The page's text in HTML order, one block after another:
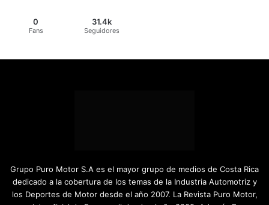
0
Fans
31.4k
Seguidores
Grupo Puro Motor S.A es el mayor grupo de medios de Costa Rica
dedicado a la cobertura de los temas de la Industria Automotriz y
los Deportes de Motor desde el año 2007. La Revista Puro Motor,